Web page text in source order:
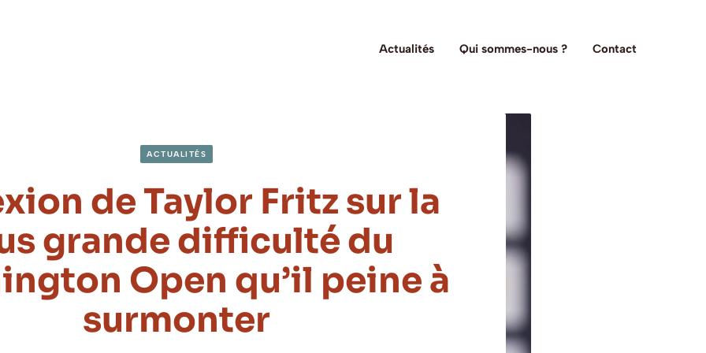
Actualités Qui sommes-nous ? Contact
ACTUALITÉS
de Taylor Fritz sur la
grande difficulté du
Open qu’il peine à
surmonter